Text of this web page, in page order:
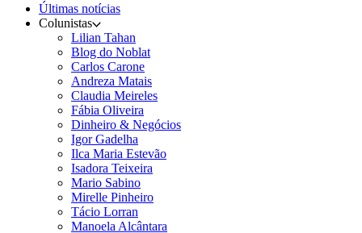
Últimas notícias
Colunistas
Lilian Tahan
Blog do Noblat
Carlos Carone
Andreza Matais
Claudia Meireles
Fábia Oliveira
Dinheiro & Negócios
Igor Gadelha
Ilca Maria Estevão
Isadora Teixeira
Mario Sabino
Mirelle Pinheiro
Tácio Lorran
Manoela Alcântara